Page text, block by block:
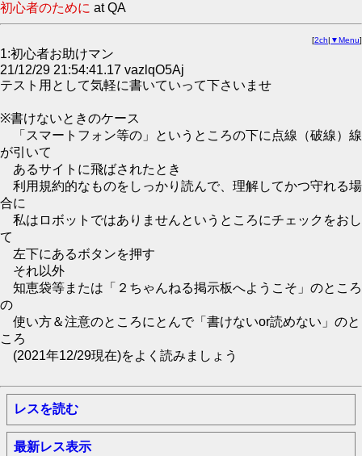
初心者のために at QA
[2ch| ▼Menu]
1:初心者お助けマン
21/12/29 21:54:41.17 vazlqO5Aj
テスト用として気軽に書いていって下さいませ
※書けないときのケース
「スマートフォン等の」というところの下に点線（破線）線
が引いて
あるサイトに飛ばされたとき
利用規約的なものをしっかり読んで、理解してかつ守れる場
合に
私はロボットではありませんというところにチェックをおし
て
左下にあるボタンを押す
それ以外
知恵袋等または「２ちゃんねる掲示板へようこそ」のところ
の
使い方＆注意のところにとんで「書けないor読めない」のと
ころ
(2021年12/29現在)をよく読みましょう
レスを読む
最新レス表示